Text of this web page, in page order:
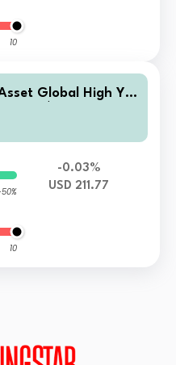
10
Global High Yiel
US$ Accumulatin
10
-0.03%
USD 211.77